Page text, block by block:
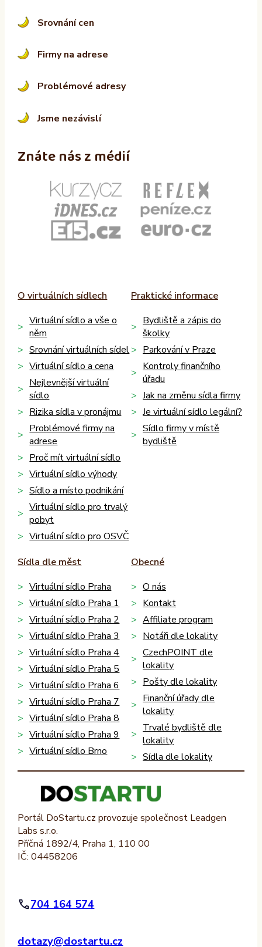
Srovnání cen
Firmy na adrese
Problémové adresy
Jsme nezávislí
Znáte nás z médií
O virtuálních sídlech
Virtuální sídlo a vše o
něm
Srovnání virtuálních sídel
Virtuální sídlo a cena
Nejlevnější virtuální
sídlo
Rizika sídla v pronájmu
Problémové firmy na
adrese
Proč mít virtuální sídlo
Virtuální sídlo výhody
Sídlo a místo podnikání
Virtuální sídlo pro trvalý
pobyt
Virtuální sídlo pro OSVČ
Praktické informace
Bydliště a zápis do
školky
Parkování v Praze
Kontroly finančního
úřadu
Jak na změnu sídla firmy
Je virtuální sídlo legální?
Sídlo firmy v místě
bydliště
Sídla dle měst
Virtuální sídlo Praha
Virtuální sídlo Praha 1
Virtuální sídlo Praha 2
Virtuální sídlo Praha 3
Virtuální sídlo Praha 4
Virtuální sídlo Praha 5
Virtuální sídlo Praha 6
Virtuální sídlo Praha 7
Virtuální sídlo Praha 8
Virtuální sídlo Praha 9
Virtuální sídlo Brno
Obecné
O nás
Kontakt
Affiliate program
Notáři dle lokality
CzechPOINT dle
lokality
Pošty dle lokality
Finanční úřady dle
lokality
Trvalé bydliště dle
lokality
Sídla dle lokality
Portál DoStartu.cz provozuje společnost Leadgen
Labs s.r.o.
Příčná 1892/4, Praha 1, 110 00
IČ: 04458206
704 164 574
dotazy@dostartu.cz